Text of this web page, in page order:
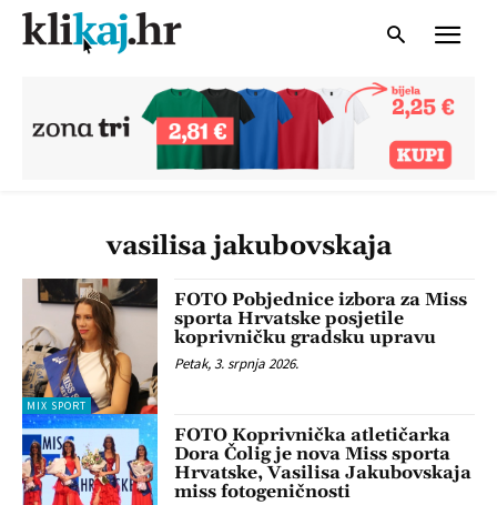
vasilisa jakubovskaja
MIX SPORT
FOTO Pobjednice izbora za Miss
sporta Hrvatske posjetile
koprivničku gradsku upravu
Petak, 3. srpnja 2026.
FOTO Koprivnička atletičarka
Dora Čolig je nova Miss sporta
Hrvatske, Vasilisa Jakubovskaja
miss fotogeničnosti